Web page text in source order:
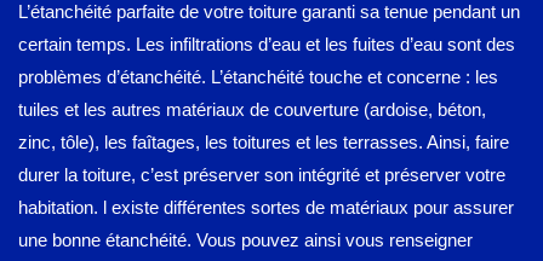
L’étanchéité parfaite de votre toiture garanti sa tenue pendant un
certain temps. Les infiltrations d’eau et les fuites d’eau sont des
problèmes d’étanchéité. L’étanchéité touche et concerne : les
tuiles et les autres matériaux de couverture (ardoise, béton,
zinc, tôle), les faîtages, les toitures et les terrasses. Ainsi, faire
durer la toiture, c’est préserver son intégrité et préserver votre
habitation. l existe différentes sortes de matériaux pour assurer
une bonne étanchéité. Vous pouvez ainsi vous renseigner